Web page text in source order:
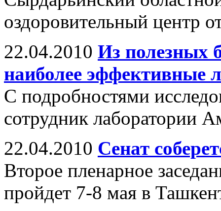
оздоровительный центр
22.04.2010 Из полезных
наиболее эффективные
С подробностями
сотрудник лаборатории
22.04.2010 Сенат
Второе пленарное
пройдет 7-8 мая в